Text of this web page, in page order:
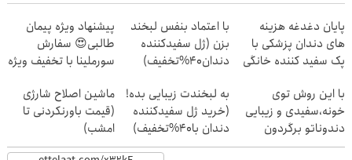
پایان دغدغه هزینه
های دندان پزشکی با
پک سفید کننده خانگی
با اعتماد بنفس لبخند
بزن (ژل سفیدکننده
دندان40%تخفیف)
پیشنهاد ویژه پیمان
طالبی😍 سفارش
سورملینا با تخفیف ویژه
با این روش توی
خونه،سفیدی و زیبایی
دندوناتو برگردون
(40%off)
به لبخندت زیبایی بده!
(خرید ژل سفیدکننده
دندان با40%تخفیف)
ماشین اصلاح شارژی
(قیمت باورنکردنی تا
امشب)